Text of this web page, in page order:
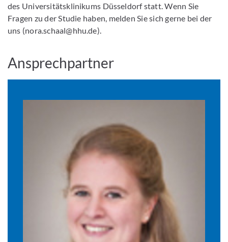
des Universitätsklinikums Düsseldorf statt. Wenn Sie
Fragen zu der Studie haben, melden Sie sich gerne bei der
uns (nora.schaal@hhu.de).
Ansprechpartner